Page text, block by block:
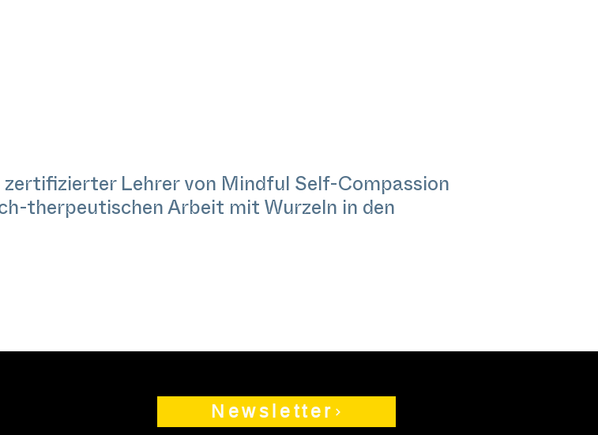
zertifizierter Lehrer von Mindful Self-Compassion
therpeutischen Arbeit mit Wurzeln in den
Newsletter